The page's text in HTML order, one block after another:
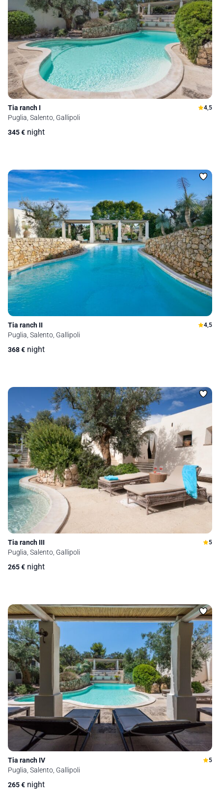
Tia ranch I 4,5
Puglia, Salento, Gallipoli
345€ night
Tia ranch II 4,5
Puglia, Salento, Gallipoli
368€ night
Tia ranch III 5
Puglia, Salento, Gallipoli
265€ night
Tia ranch IV 5
Puglia, Salento, Gallipoli
265€ night